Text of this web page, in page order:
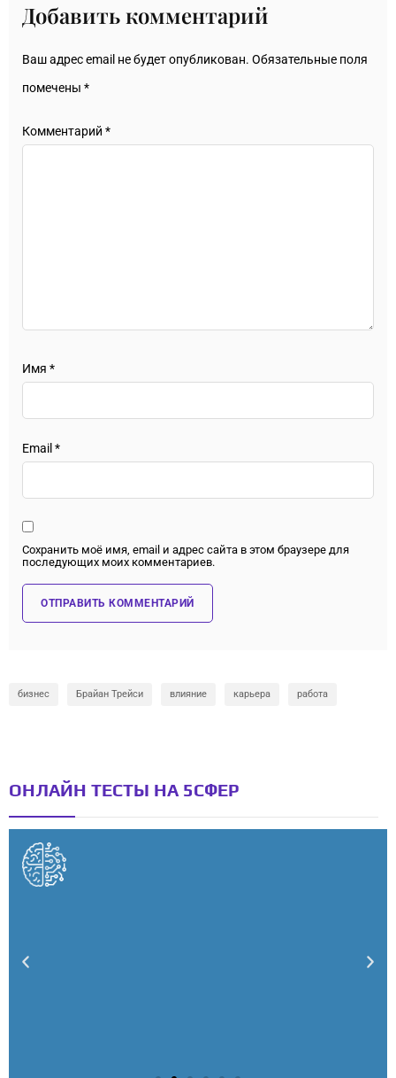
Добавить комментарий
Ваш адрес email не будет опубликован. Обязательные поля
помечены *
Комментарий *
Имя *
Email *
Сохранить моё имя, email и адрес сайта в этом браузере для
последующих моих комментариев.
бизнес Брайан Трейси влияние карьера работа
ОНЛАЙН ТЕСТЫ НА 5СФЕР